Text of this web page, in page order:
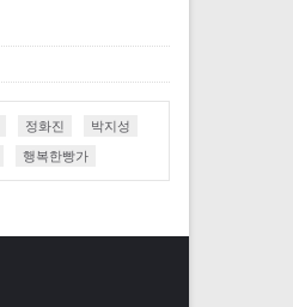
정화진 박지성
행복한빵가